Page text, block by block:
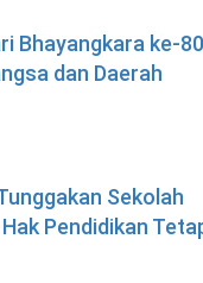
Bhayangkara ke-
dan Daerah
Sekolah
Pendidikan